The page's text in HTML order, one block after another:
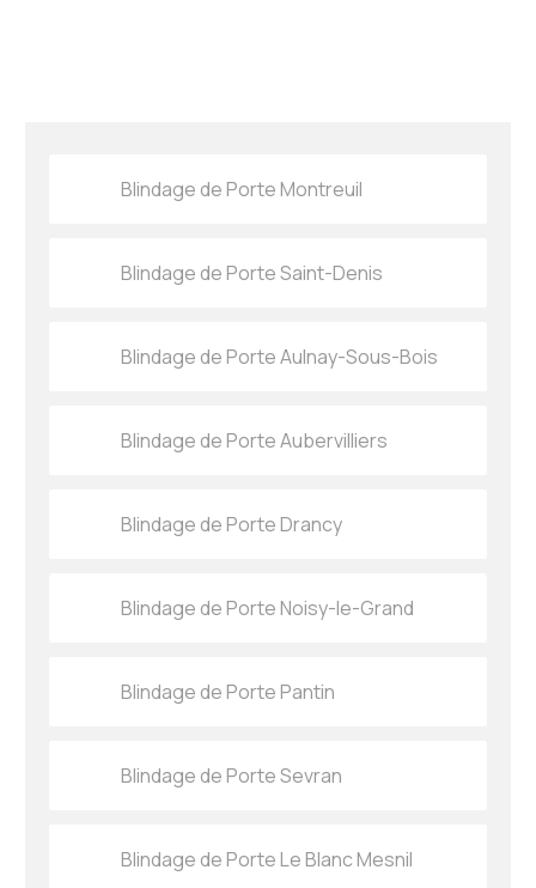
Blindage de Porte Montreuil
Blindage de Porte Saint-Denis
Blindage de Porte Aulnay-Sous-Bois
Blindage de Porte Aubervilliers
Blindage de Porte Drancy
Blindage de Porte Noisy-le-Grand
Blindage de Porte Pantin
Blindage de Porte Sevran
Blindage de Porte Le Blanc Mesnil